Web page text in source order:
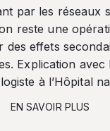
par les réseaux
reste une
effets
Explication avec
à l’Hôpital
EN SAVOIR PLUS